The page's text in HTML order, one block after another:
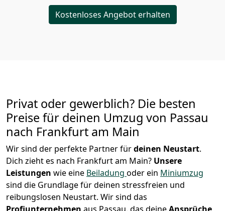
Kostenloses Angebot erhalten
Privat oder gewerblich? Die besten
Preise für deinen Umzug von Passau
nach Frankfurt am Main
Wir sind der perfekte Partner fürdeinen Neustart.
Dich zieht es nach Frankfurt am Main? Unsere
Leistungen wie eine Beiladung oder ein Miniumzug
sind die Grundlage für deinen stressfreien und
reibungslosen Neustart. Wir sind das